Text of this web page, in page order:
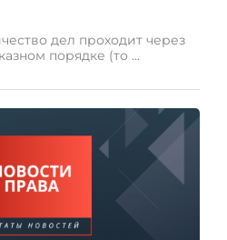
дел проходит через
порядке (то ...